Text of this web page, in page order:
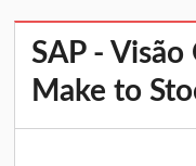
SAP - Visão
Make to